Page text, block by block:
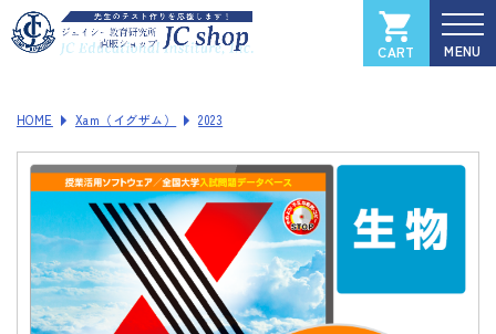
CART
全国大学入試過去問データベース
Xam（イグザム）
Xam 2025
Xam 2024
Xam 2023
HOME Xam（イグザム） 2023